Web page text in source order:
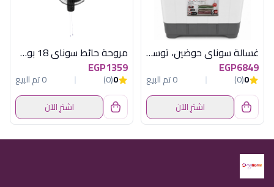
غسالة سوناي حوضين، توستر، نصف أوتوماتيك، 12 كجم، بباب دعك ومؤقت للغسيل والعصر MAR-208
EGP6849
0
(0)
0 تم البيع
اشترِ الآن
مروحة حائط سوناي 18 بوصة , 70 وات 3 اوضاع للسرعة MAR - 1811
EGP1359
0
(0)
0 تم البيع
اشترِ الآن